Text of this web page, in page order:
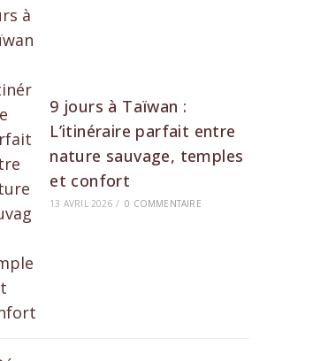
9 jours à Taïwan :
L’itinéraire parfait entre
nature sauvage, temples
et confort
13 AVRIL 2026 / 0 COMMENTAIRE